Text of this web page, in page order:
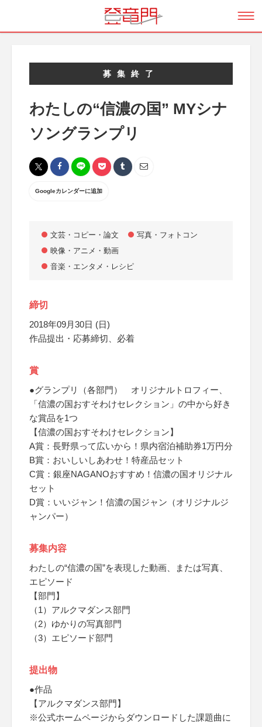
募集終了
わたしの“信濃の国” MYシナ
ソングランプリ
Googleカレンダーに追加
文芸・コピー・論文
写真・フォトコン
映像・アニメ・動画
音楽・エンタメ・レシピ
締切
2018年09月30日 (日)
作品提出・応募締切、必着
賞
●グランプリ（各部門） オリジナルトロフィー、
「信濃の国おすそわけセレクション」の中から好き
な賞品を1つ
【信濃の国おすそわけセレクション】
A賞：長野県って広いから！県内宿泊補助券1万円分
B賞：おいしいしあわせ！特産品セット
C賞：銀座NAGANOおすすめ！信濃の国オリジナル
セット
D賞：いいジャン！信濃の国ジャン（オリジナルジ
ャンパー）
募集内容
わたしの“信濃の国”を表現した動画、または写真、
エピソード
【部門】
（1）アルクマダンス部門
（2）ゆかりの写真部門
（3）エピソード部門
提出物
●作品
【アルクマダンス部門】
※公式ホームページからダウンロードした課題曲に